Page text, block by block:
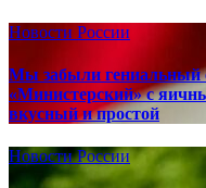
Новости России
Мы забыли гениальный
«Министерский» с
вкусный и простой
Новости России